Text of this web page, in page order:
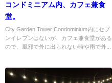
コンドミニアム内、カフェ兼食
堂。
City Garden Tower Condominium内にセブ
ンイレブンはないが、カフェ兼食堂がある
ので、風邪で外に出られない時や雨で外...